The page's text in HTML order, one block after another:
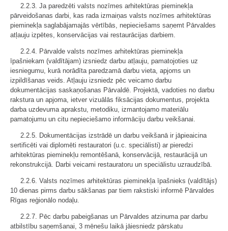
2.2.3. Ja paredzēti valsts nozīmes arhitektūras pieminekļa
pārveidošanas darbi, kas rada izmaiņas valsts nozīmes arhitektūras
pieminekļa saglabājamajās vērtībās, nepieciešams saņemt Pārvaldes
atļauju izpētes, konservācijas vai restaurācijas darbiem.
2.2.4. Pārvalde valsts nozīmes arhitektūras pieminekļa
īpašniekam (valdītājam) izsniedz darbu atļauju, pamatojoties uz
iesniegumu, kurā norādīta paredzamā darbu vieta, apjoms un
izpildīšanas veids. Atļauju izsniedz pēc veicamo darbu
dokumentācijas saskaņošanas Pārvaldē. Projektā, vadoties no darbu
rakstura un apjoma, ietver vizuālās fiksācijas dokumentus, projekta
darba uzdevuma aprakstu, metodiku, izmantojamo materiālu
pamatojumu un citu nepieciešamo informāciju darbu veikšanai.
2.2.5. Dokumentācijas izstrādē un darbu veikšanā ir jāpieaicina
sertificēti vai diplomēti restauratori (u.c. speciālisti) ar pieredzi
arhitektūras pieminekļu remontēšanā, konservācijā, restaurācijā un
rekonstrukcijā. Darbi veicami restauratoru un speciālistu uzraudzībā.
2.2.6. Valsts nozīmes arhitektūras pieminekļa īpašnieks (valdītājs)
10 dienas pirms darbu sākšanas par tiem rakstiski informē Pārvaldes
Rīgas reģionālo nodaļu.
2.2.7. Pēc darbu pabeigšanas un Pārvaldes atzinuma par darbu
atbilstību saņemšanai, 3 mēnešu laikā jāiesniedz pārskatu